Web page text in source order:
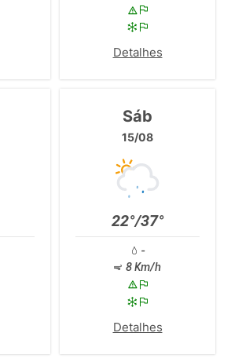
Detalhes
Sáb
15/08
22°/37°
-
8 Km/h
Detalhes